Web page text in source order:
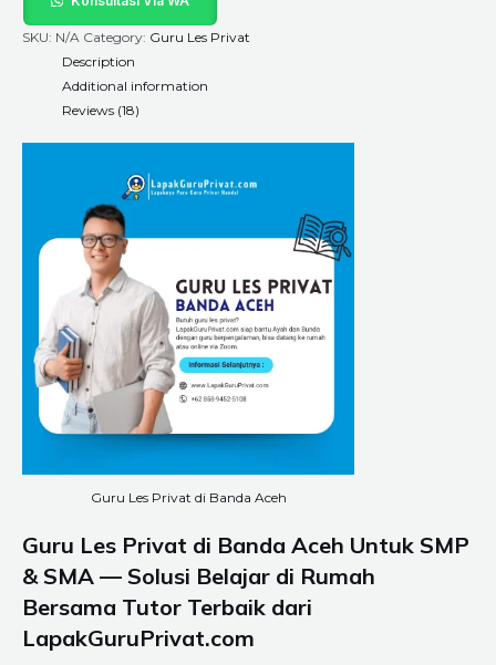
SKU: N/A Category: Guru Les Privat
Description
Additional information
Reviews (18)
Guru Les Privat di Banda Aceh
Guru Les Privat di Banda Aceh Untuk SMP
& SMA — Solusi Belajar di Rumah
Bersama Tutor Terbaik dari
LapakGuruPrivat.com